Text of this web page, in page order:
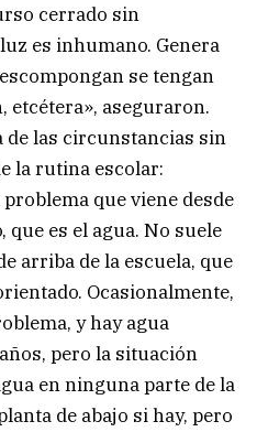
cerrado sin
es inhumano. Genera
se tengan
etcétera», aseguraron.
de las circunstancias sin
la rutina escolar:
que viene desde
es el agua. No suele
arriba de la escuela, que
Ocasionalmente,
y hay agua
pero la situación
en ninguna parte de la
de abajo si hay, pero